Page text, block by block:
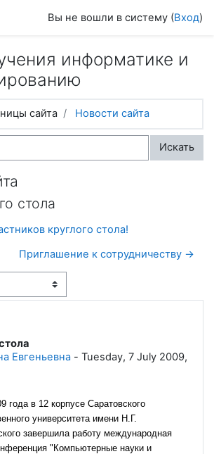
Вы не вошли в систему (Вход)
информатике и
сайта Новости сайта
Искать
стола
круглого стола!
Приглашение к сотрудничеству →
Евгеньевна - Tuesday, 7 July 2009,
0
года в 12 корпусе Саратовского
университета имени Н.Г.
завершила работу международная
"Компьютерные науки и